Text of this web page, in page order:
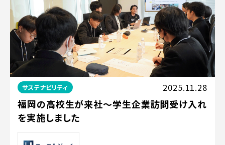
サステナビリティ 2025.11.28
福岡の高校生が来社〜学生企業訪問受け入れ
を実施しました